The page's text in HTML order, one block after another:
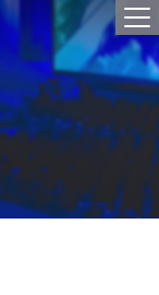
产
独立
云
全球
云
解
合
经
关
企